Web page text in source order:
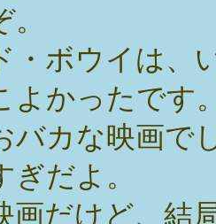
・ボウイは、
よかったです
バカな映画で
だよ。
画だけど、結